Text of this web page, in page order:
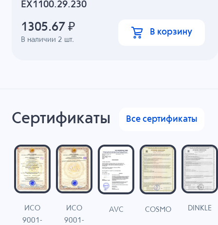
EX1100.29.230
В наличии 2 шт.
1305.67 ₽ В корзину
Сертификаты Все сертификаты
ИСО
9001-
ИСО
9001-
AVC COSMO DINKLE